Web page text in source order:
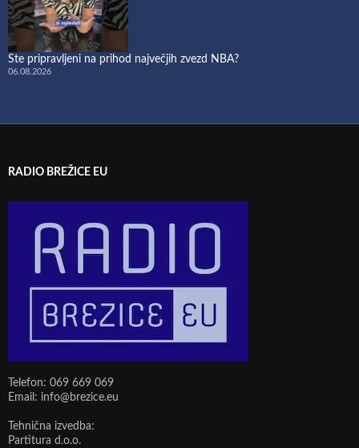
Ste pripravljeni na prihod največjih zvezd NBA?
06.08.2026
RADIO BREŽICE EU
Telefon: 069 669 069
Email: info@brezice.eu
Tehnična izvedba:
Partitura d.o.o.